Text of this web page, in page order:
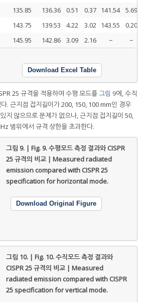
135.85 136.36 0.51 0.37 141.54 5.69
143.75 139.53 4.22 3.02 143.55 0.20
145.95 142.86 3.09 2.16 − −
Download Excel Table
25 규격을 적용하여 수평 모드를그림 9에, 수직
. 근지점 접지길이가 200, 150, 100 mm인 경우
지 않으므로 문제가 없으나, 근지점 접지길이 50,
범위에서 규격 상한을 초과한다.
그림 9. | Fig. 9.수평모드 측정 결과와 CISPR
25 규격의 비교 | Measured radiated
emission compared with CISPR 25
specification for horizontal mode.
Download Original Figure
그림 10. | Fig. 10.수직모드 측정 결과와
CISPR 25 규격의 비교 | Measured
radiated emission compared with CISPR
25 specification for vertical mode.